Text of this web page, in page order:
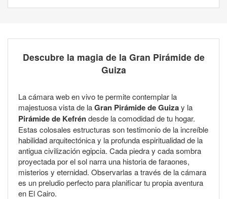
Descubre la magia de la Gran Pirámide de
Guiza
La cámara web en vivo te permite contemplar la
majestuosa vista de laGran Pirámide de Guizay la
Pirámide de Kefréndesde la comodidad de tu hogar.
Estas colosales estructuras son testimonio de la increíble
habilidad arquitectónica y la profunda espiritualidad de la
antigua civilización egipcia. Cada piedra y cada sombra
proyectada por el sol narra una historia de faraones,
misterios y eternidad. Observarlas a través de la cámara
es un preludio perfecto para planificar tu propia aventura
en El Cairo.